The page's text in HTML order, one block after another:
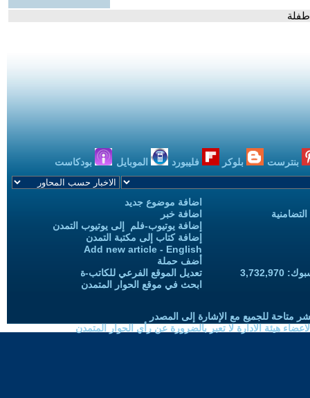
طفلة
بنترست بلوكر فليبورد الموبايل بودكاست
اضافة موضوع جديد
اضافة خبر
إضافة يوتيوب-فلم إلى يوتيوب التمدن
إضافة كتاب إلى مكتبة التمدن
Add new article - English
أضف حملة
تعديل الموقع الفرعي للكاتب-ة
ابحث في موقع الحوار المتمدن
متاحة للجميع مع الإشارة إلى المصدر
هيئة الادارة لا تعبر بالضرورة عن رأي الحوار المتمدن